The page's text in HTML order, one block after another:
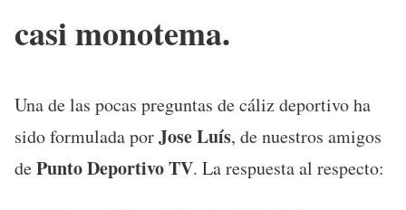
casi monotema.
Una de las pocas preguntas de cáliz deportivo ha
sido formulada porJose Luís, de nuestros amigos
dePunto Deportivo TV. La respuesta al respecto: